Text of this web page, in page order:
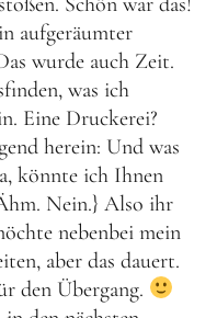
aufgeräumter
wurde auch Zeit.
was ich
Eine Druckerei?
herein: Und was
könnte ich Ihnen
Nein.} Also ihr
nebenbei mein
aber das dauert.
den Übergang.